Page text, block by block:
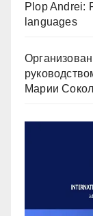
Plop Andrei:
languages
Марии